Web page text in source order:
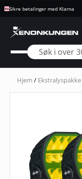
Sikre betalinger med Klarna
Hjem / Ekstralyspakke